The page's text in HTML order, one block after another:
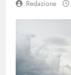
Redazione